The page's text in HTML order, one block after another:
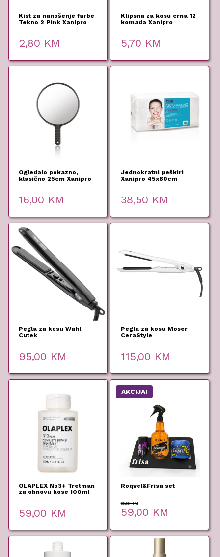
Kist za nanošenje farbe
Tekno 2 Pink Xanipro
2,80 KM
Klipsna za kosu crna 12
komada Xanipro
5,70 KM
Ogledalo pokazno,
klasično 25cm Xanipro
16,00 KM
Jednokratni peškiri
Xanipro 45x80cm
38,50 KM
Pegla za kosu Wahl
Cutek
95,00 KM
Pegla za kosu Moser
CeraStyle
115,00 KM
OLAPLEX No3+ Tretman
za obnovu kose 100ml
59,00 KM
AKCIJA!
Roqvel&Frisa set
89,00KM
Original
price
59,00 KM
Current
price